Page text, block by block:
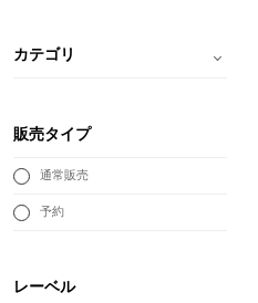
カテゴリ
販売タイプ
通常販売
予約
レーベル